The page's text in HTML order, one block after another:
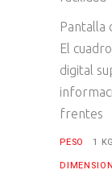
Pantalla
El
digital
frentes
PESO
1 KG